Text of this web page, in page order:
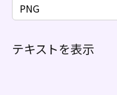
PNG
テキストを表示